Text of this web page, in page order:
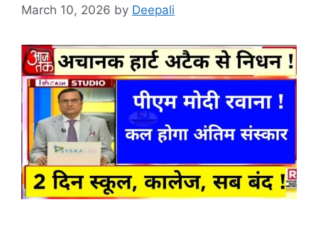
March 10, 2026 by Deepali